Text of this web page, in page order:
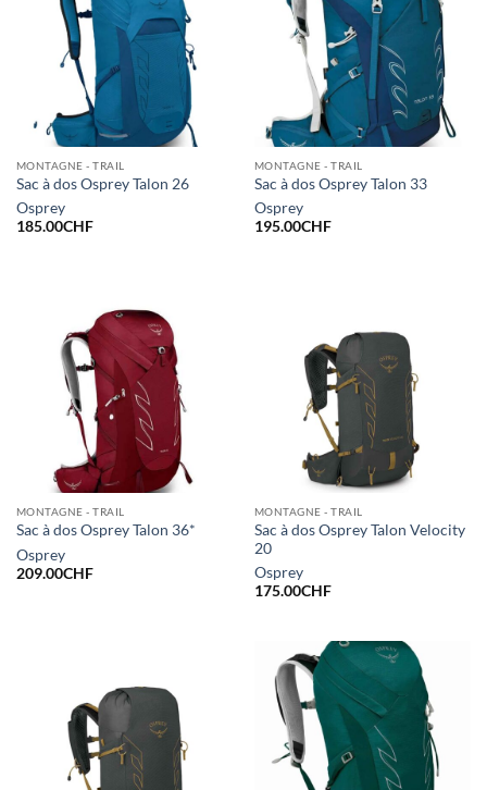
MONTAGNE - TRAIL
Sac à dos Osprey Talon 26
Osprey
185.00CHF
MONTAGNE - TRAIL
Sac à dos Osprey Talon 33
Osprey
195.00CHF
MONTAGNE - TRAIL
Sac à dos Osprey Talon 36*
Osprey
209.00CHF
MONTAGNE - TRAIL
Sac à dos Osprey Talon Velocity
20
Osprey
175.00CHF